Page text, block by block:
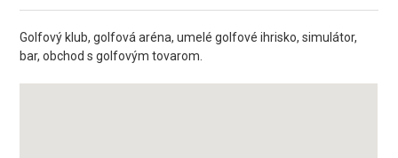
Golfový klub, golfová aréna, umelé golfové ihrisko, simulátor,
bar, obchod s golfovým tovarom.